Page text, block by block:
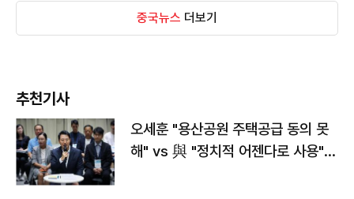
중국뉴스 더보기
추천기사
오세훈 "용산공원 주택공급 동의 못
해" vs 與 "정치적 어젠다로 사용"